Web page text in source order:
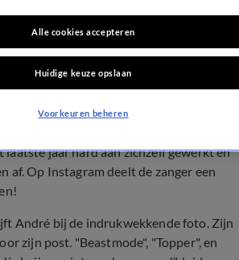
laat zijn
zien
laatste jaar hard aan zichzelf gewerkt en
af. Op Instagram deelt de zanger een
André bij de indrukwekkende foto. Zijn
zijn post. "Beastmode", "Topper", en
Alle cookies accepteren
Huidige keuze opslaan
Voorkeuren beheren